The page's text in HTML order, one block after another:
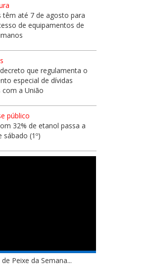
têm até 7 de agosto para
de equipamentos de
que regulamenta o
especial de dívidas
com a União
público
32% de etanol passa a
sábado (1º)
Peixe da Semana...